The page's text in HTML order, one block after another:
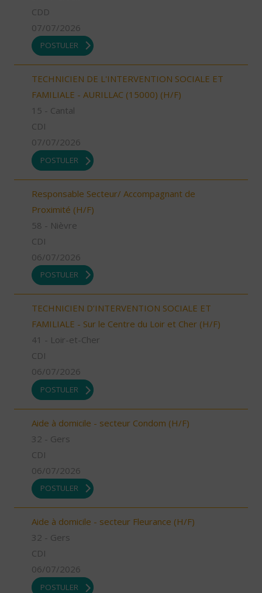
CDD
07/07/2026
POSTULER
TECHNICIEN DE L'INTERVENTION SOCIALE ET
FAMILIALE - AURILLAC (15000) (H/F)
15 - Cantal
CDI
07/07/2026
POSTULER
Responsable Secteur/ Accompagnant de
Proximité (H/F)
58 - Nièvre
CDI
06/07/2026
POSTULER
TECHNICIEN D’INTERVENTION SOCIALE ET
FAMILIALE - Sur le Centre du Loir et Cher (H/F)
41 - Loir-et-Cher
CDI
06/07/2026
POSTULER
Aide à domicile - secteur Condom (H/F)
32 - Gers
CDI
06/07/2026
POSTULER
Aide à domicile - secteur Fleurance (H/F)
32 - Gers
CDI
06/07/2026
POSTULER